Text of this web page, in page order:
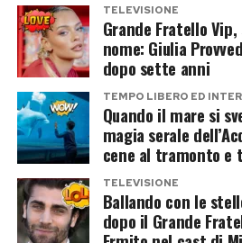
tempo segue le orme del
continua il proprio percorso
alimentando inevitabilmente
giorno giocare al suo fianco.
Una famiglia sempre
Oltre a Cristiano Jr., Ronaldo
quattro figli. I gemelliEvae
2017 tramite maternità
TELEVISIONE
Grande Fratello
nome: Giulia
dopo sette anni
TEMPO LIBERO ED
Quando il mare si
magia serale
cene al tramonto e
TELEVISIONE
Ballando con le
dopo il Grande